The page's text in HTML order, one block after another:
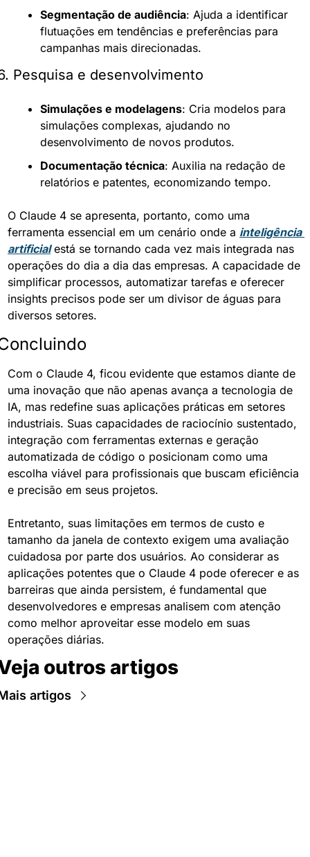
Segmentação de audiência: Ajuda a identificar
flutuações em tendências e preferências para
campanhas mais direcionadas.
Pesquisa e desenvolvimento
Simulações e modelagens: Cria modelos para
simulações complexas, ajudando no
desenvolvimento de novos produtos.
Documentação técnica: Auxilia na redação de
relatórios e patentes, economizando tempo.
O Claude 4 se apresenta, portanto, como uma
ferramenta essencial em um cenário onde a inteligência
artificial está se tornando cada vez mais integrada nas
operações do dia a dia das empresas. A capacidade de
simplificar processos, automatizar tarefas e oferecer
insights precisos pode ser um divisor de águas para
diversos setores.
Com o Claude 4, ficou evidente que estamos diante de
uma inovação que não apenas avança a tecnologia de
IA, mas redefine suas aplicações práticas em setores
industriais. Suas capacidades de raciocínio sustentado,
integração com ferramentas externas e geração
automatizada de código o posicionam como uma
escolha viável para profissionais que buscam eficiência
e precisão em seus projetos.
Entretanto, suas limitações em termos de custo e
tamanho da janela de contexto exigem uma avaliação
cuidadosa por parte dos usuários. Ao considerar as
aplicações potentes que o Claude 4 pode oferecer e as
barreiras que ainda persistem, é fundamental que
desenvolvedores e empresas analisem com atenção
como melhor aproveitar esse modelo em suas
operações diárias.
outros artigos
artigos